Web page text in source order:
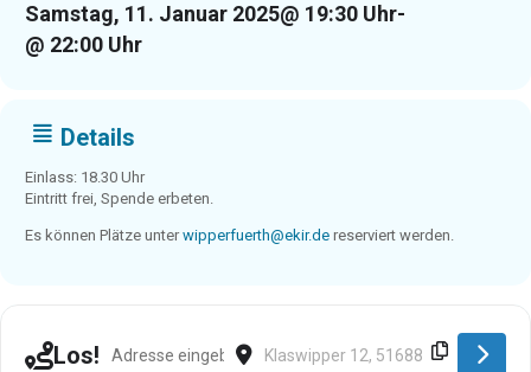
Samstag, 11. Januar 2025@ 19:30 Uhr-
@ 22:00 Uhr
Details
Einlass: 18.30 Uhr
Eintritt frei, Spende erbeten.
Es können Plätze unterwipperfuerth@ekir.de reserviert werden.
Los! Address - Wipperfürth [hPYpG2Znx]Destination Address - Wipperfürth